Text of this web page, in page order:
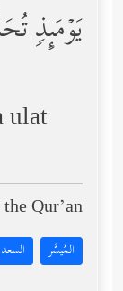
یَوۡمَىِٕذࣲ
ulat
Qur’an:
المُيسَّر